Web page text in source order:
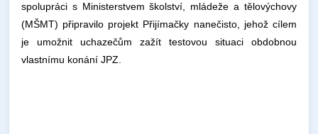
spolupráci s Ministerstvem školství, mládeže a tělovýchovy
(MŠMT) připravilo projekt Přijímačky nanečisto, jehož cílem
je umožnit uchazečům zažít testovou situaci obdobnou
vlastnímu konání JPZ.